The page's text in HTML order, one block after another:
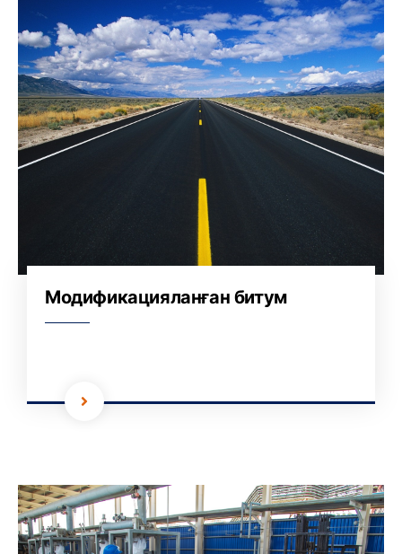
Модификацияланған битум